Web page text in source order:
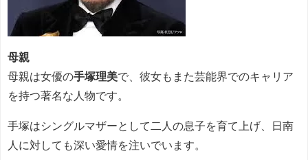
母親
母親は女優の手塚理美で、彼女もまた芸能界でのキャリア
を持つ著名な人物です。
手塚はシングルマザーとして二人の息子を育て上げ、日南
人に対しても深い愛情を注いでいます。